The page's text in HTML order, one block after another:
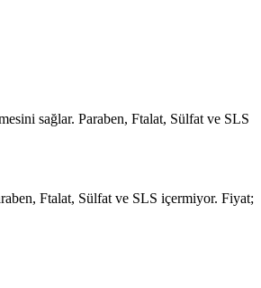
sağlar. Paraben, Ftalat, Sülfat ve SLS
Ftalat, Sülfat ve SLS içermiyor. Fiyat;